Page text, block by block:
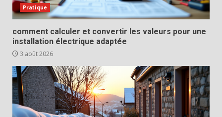
Pratique
comment calculer et convertir les valeurs pour une
installation électrique adaptée
3 août 2026